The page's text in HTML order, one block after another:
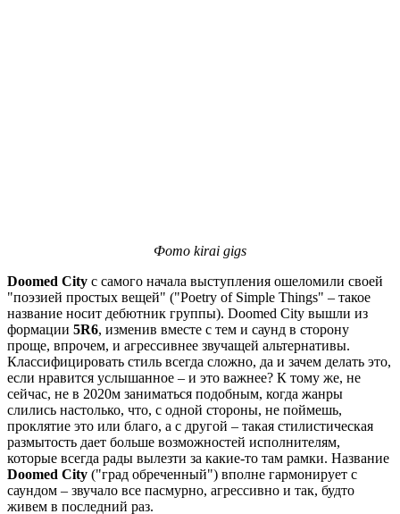
Фото kirai gigs
Doomed City с самого начала выступления ошеломили своей
"поэзией простых вещей" ("Poetry of Simple Things" – такое
название носит дебютник группы). Doomed City вышли из
формации 5R6, изменив вместе с тем и саунд в сторону
проще, впрочем, и агрессивнее звучащей альтернативы.
Классифицировать стиль всегда сложно, да и зачем делать это,
если нравится услышанное – и это важнее? К тому же, не
сейчас, не в 2020м заниматься подобным, когда жанры
слились настолько, что, с одной стороны, не поймешь,
проклятие это или благо, а с другой – такая стилистическая
размытость дает больше возможностей исполнителям,
которые всегда рады вылезти за какие-то там рамки. Название
Doomed City ("град обреченный") вполне гармонирует с
саундом – звучало все пасмурно, агрессивно и так, будто
живем в последний раз.